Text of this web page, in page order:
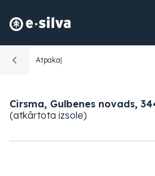
Atpakaļ
Cirsma, Gulbenes novads,
(atkārtota izsole)